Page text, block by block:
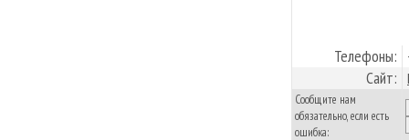
Телефоны:
Сайт:
Сообщите нам
обязательно, если есть
ошибка: